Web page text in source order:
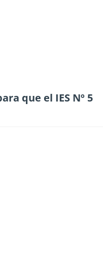
que el IES Nº 5